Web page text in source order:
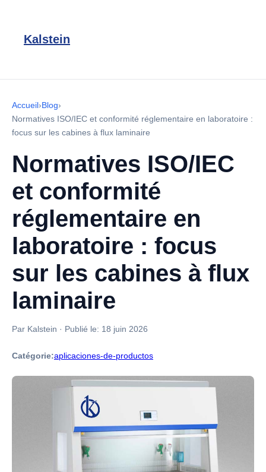
Kalstein
Accueil›Blog›
Normatives ISO/IEC et conformité réglementaire en laboratoire :
focus sur les cabines à flux laminaire
Normatives ISO/IEC
et conformité
réglementaire en
laboratoire : focus
sur les cabines à flux
laminaire
Par Kalstein · Publié le: 18 juin 2026
Catégorie:aplicaciones-de-productos